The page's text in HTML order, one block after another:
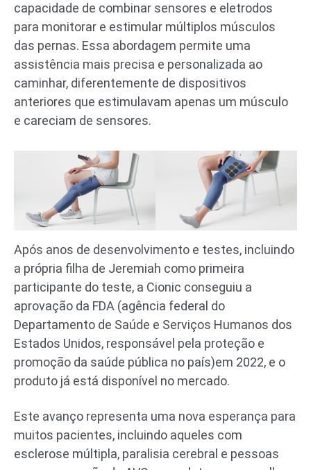
capacidade de combinar sensores e eletrodos
para monitorar e estimular múltiplos músculos
das pernas. Essa abordagem permite uma
assistência mais precisa e personalizada ao
caminhar, diferentemente de dispositivos
anteriores que estimulavam apenas um músculo
e careciam de sensores.
Após anos de desenvolvimento e testes, incluindo
a própria filha de Jeremiah como primeira
participante do teste, a Cionic conseguiu a
aprovação da FDA (agência federal do
Departamento de Saúde e Serviços Humanos dos
Estados Unidos, responsável pela proteção e
promoção da saúde pública no país)em 2022, e o
produto já está disponível no mercado.
Este avanço representa uma nova esperança para
muitos pacientes, incluindo aqueles com
esclerose múltipla, paralisia cerebral e pessoas